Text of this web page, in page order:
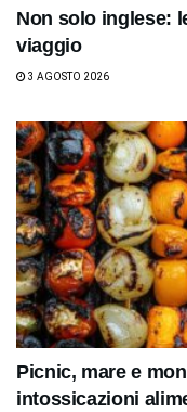
Non solo inglese:
viaggio
3 AGOSTO 2026
Picnic, mare e
intossicazioni